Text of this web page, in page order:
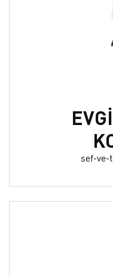
sef-